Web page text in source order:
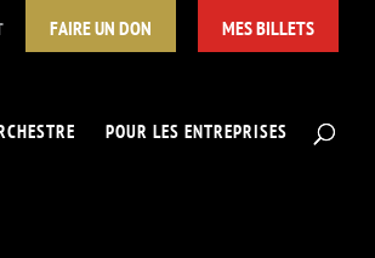
FAIRE UN DON MES BILLETS
POUR LES ENTREPRISES